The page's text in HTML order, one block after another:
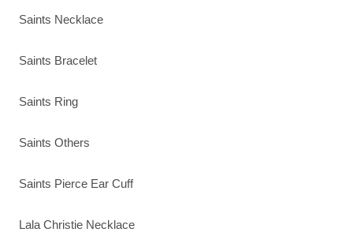
Saints Necklace
Saints Bracelet
Saints Ring
Saints Others
Saints Pierce Ear Cuff
Lala Christie Necklace